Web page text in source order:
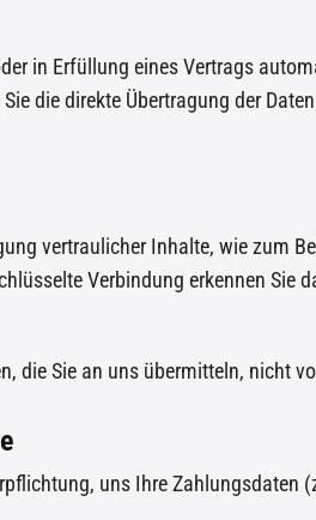
in Erfüllung eines Vertrags
die direkte Übertragung der
vertraulicher Inhalte, wie zum
Verbindung erkennen
die Sie an uns übermitteln, nicht
uns Ihre